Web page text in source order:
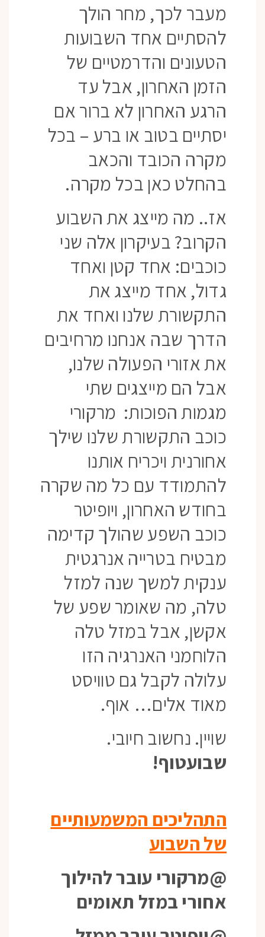
מעבר לכך, מחר הולך
להסתיים אחד השבועות
הטעונים והדרמטיים של
הזמן האחרון, אבל עד
הרגע האחרון לא ברור אם
יסתיים בטוב או ברע – בכל
מקרה הכובד והכאב
בהחלט כאן בכל מקרה.
אז.. מה מייצג את השבוע
הקרוב? בעיקרון אלה שני
כוכבים: אחד קטן ואחד
גדול, אחד מייצג את
התקשורת שלנו ואחד את
הדרך שבה אנחנו מרחיבים
את אזורי הפעולה שלנו,
אבל הם מייצגים שתי
מגמות הפוכות: מרקורי
כוכב התקשורת שלנו שילך
אחורנית ויכריח אותנו
להתמודד עם כל מה שקרה
בחודש האחרון, ויופיטר
כוכב השפע שהולך קדימה
מבטיח בטרייה אנרגטית
ענקית למשך שנה למזל
טלה, מה שאומר שפע של
אקשן, אבל במזל טלה
הלוחמני האנרגיה הזו
עלולה לקבל גם טוויסט
מאוד אלים… אוף.
שויין. נחשוב חיובי.
שבועטוף!
התהליכים המשמעותיים
של השבוע
@מרקורי עובר להילוך
אחורי במזל תאומים